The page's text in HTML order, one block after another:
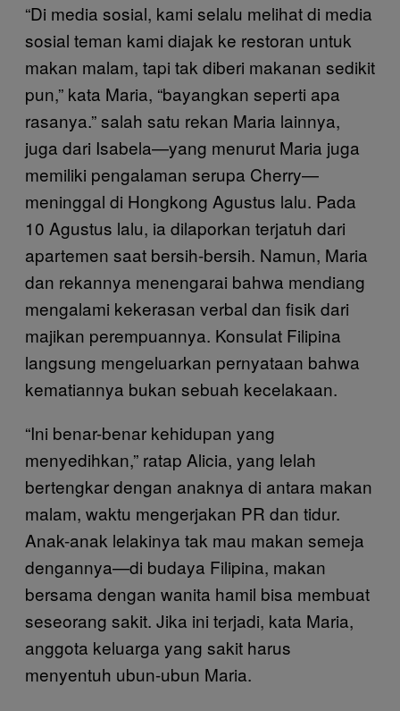
“Di media sosial, kami selalu melihat di media
sosial teman kami diajak ke restoran untuk
makan malam, tapi tak diberi makanan sedikit
pun,” kata Maria, “bayangkan seperti apa
rasanya.” salah satu rekan Maria lainnya,
juga dari Isabela—yang menurut Maria juga
memiliki pengalaman serupa Cherry—
meninggal di Hongkong Agustus lalu. Pada
10 Agustus lalu, ia dilaporkan terjatuh dari
apartemen saat bersih-bersih. Namun, Maria
dan rekannya menengarai bahwa mendiang
mengalami kekerasan verbal dan fisik dari
majikan perempuannya. Konsulat Filipina
langsung mengeluarkan pernyataan bahwa
kematiannya bukan sebuah kecelakaan.
“Ini benar-benar kehidupan yang
menyedihkan,” ratap Alicia, yang lelah
bertengkar dengan anaknya di antara makan
malam, waktu mengerjakan PR dan tidur.
Anak-anak lelakinya tak mau makan semeja
dengannya—di budaya Filipina, makan
bersama dengan wanita hamil bisa membuat
seseorang sakit. Jika ini terjadi, kata Maria,
anggota keluarga yang sakit harus
menyentuh ubun-ubun Maria.